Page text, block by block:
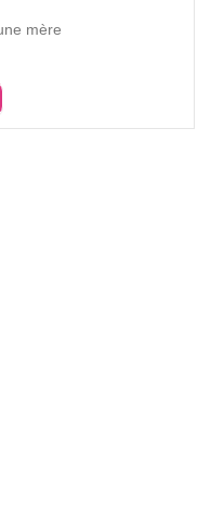
mère